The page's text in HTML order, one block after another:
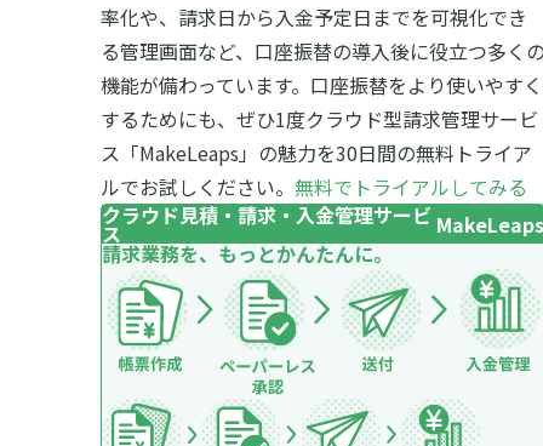
率化や、請求日から入金予定日までを可視化でき
る管理画面など、口座振替の導入後に役立つ多く
機能が備わっています。口座振替をより使いやすく
するためにも、ぜひ1度クラウド型請求管理サービ
ス「MakeLeaps」の魅力を30日間の無料トライア
ルでお試しください。 無料でトライアルしてみる
クラウド見積・請求・入金管理サービ
ス
MakeLeaps
請求業務を、もっとかんたんに。